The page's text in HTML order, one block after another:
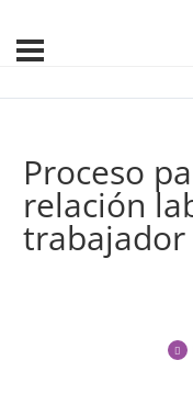
Proceso
relación